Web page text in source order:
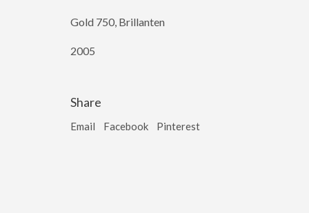
Gold 750, Brillanten
2005
Share
Email Facebook Pinterest